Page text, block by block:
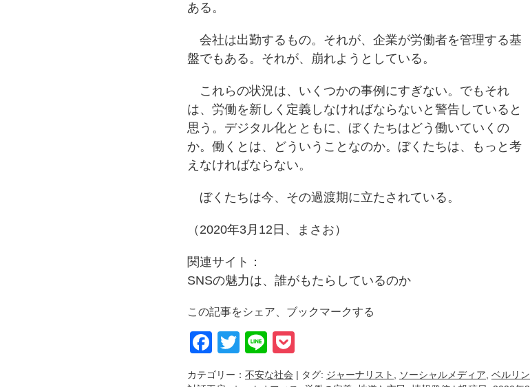
ある。
会社は出勤するもの。それが、企業が労働者を管理する基
盤でもある。それが、崩れようとしている。
これらの状況は、いくつかの事例にすぎない。でもそれ
は、労働を新しく定義しなければならないと警告していると
思う。デジタル化とともに、ぼくたちはどう働いていくの
か。働くとは、どういうことなのか。ぼくたちは、もっと考
えなければならない。
ぼくたちは今、その過渡期に立たされている。
（2020年3月12日、まさお）
関連サイト：
SNSの魅力は、誰がもたらしているのか
この記事をシェア、ブックマークする
Facebook
Twitter
Line
カテゴリー： 不安な社会 | タグ: ジャーナリスト ソーシャルメディア ベルリン